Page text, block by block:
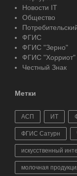
Новости IT
Общество
ФГИС
ФГИС "Зерно"
ФГИС "Хорриот"
Честный Знак
Метки
АСП ИТ
ФГИС Сатурн
искусственный
молочная